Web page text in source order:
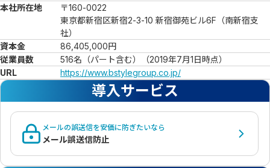
本社所在地
〒160-0022
東京都新宿区新宿2-3-10 新宿御苑ビル6F（南新宿支
社）
資本金
86,405,000円
従業員数
516名（パート含む）（2019年7月1日時点）
URL
https://www.bstylegroup.co.jp/
導入サービス
メールの誤送信を安価に防ぎたいなら
メール誤送信防止